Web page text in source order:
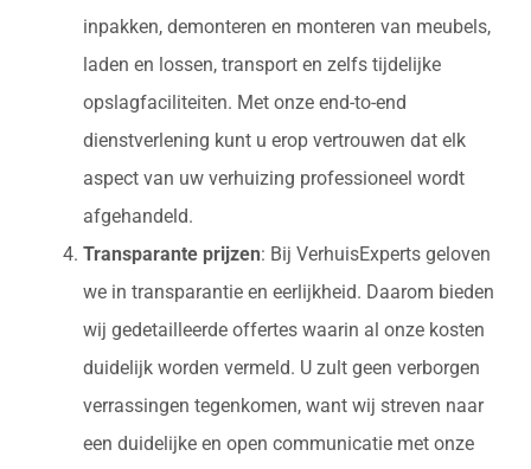
inpakken, demonteren en monteren van meubels,
laden en lossen, transport en zelfs tijdelijke
opslagfaciliteiten. Met onze end-to-end
dienstverlening kunt u erop vertrouwen dat elk
aspect van uw verhuizing professioneel wordt
afgehandeld.
Transparante prijzen: Bij VerhuisExperts geloven
we in transparantie en eerlijkheid. Daarom bieden
wij gedetailleerde offertes waarin al onze kosten
duidelijk worden vermeld. U zult geen verborgen
verrassingen tegenkomen, want wij streven naar
een duidelijke en open communicatie met onze